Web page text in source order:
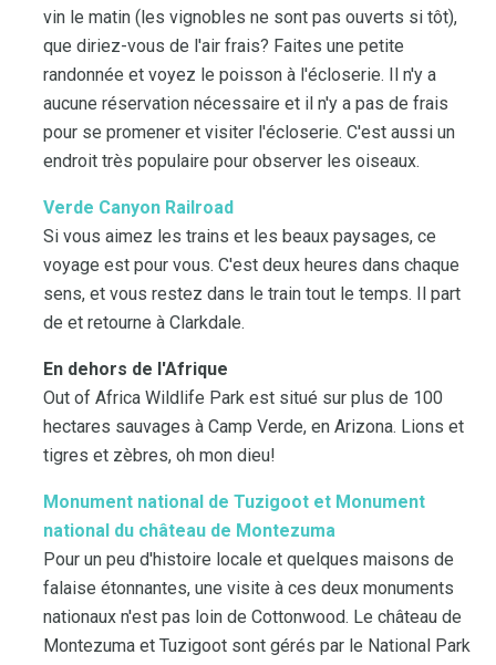
vin le matin (les vignobles ne sont pas ouverts si tôt),
que diriez-vous de l'air frais? Faites une petite
randonnée et voyez le poisson à l'écloserie. Il n'y a
aucune réservation nécessaire et il n'y a pas de frais
pour se promener et visiter l'écloserie. C'est aussi un
endroit très populaire pour observer les oiseaux.
Verde Canyon Railroad
Si vous aimez les trains et les beaux paysages, ce
voyage est pour vous. C'est deux heures dans chaque
sens, et vous restez dans le train tout le temps. Il part
de et retourne à Clarkdale.
En dehors de l'Afrique
Out of Africa Wildlife Park est situé sur plus de 100
hectares sauvages à Camp Verde, en Arizona. Lions et
tigres et zèbres, oh mon dieu!
Monument national de Tuzigoot et Monument
national du château de Montezuma
Pour un peu d'histoire locale et quelques maisons de
falaise étonnantes, une visite à ces deux monuments
nationaux n'est pas loin de Cottonwood. Le château de
Montezuma et Tuzigoot sont gérés par le National Park